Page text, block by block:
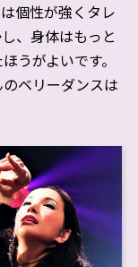
個性が強くタレ
、身体はもっと
うがよいです。
ベリーダンスは